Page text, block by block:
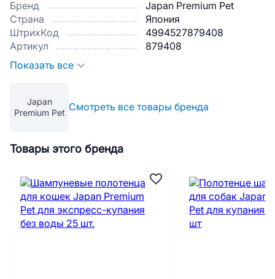
Бренд
Japan Premium Pet
Страна
Япония
ШтрихКод
4994527879408
Артикул
879408
Показать все
Japan
Premium Pet
Смотреть все товары бренда
Товары этого бренда